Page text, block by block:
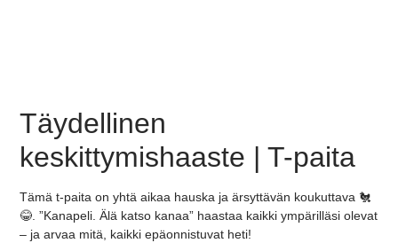
Täydellinen
keskittymishaaste | T-paita
Tämä t-paita on yhtä aikaa hauska ja ärsyttävän koukuttava 🐔
😂. ”Kanapeli. Älä katso kanaa” haastaa kaikki ympärilläsi olevat
– ja arvaa mitä, kaikki epäonnistuvat heti!